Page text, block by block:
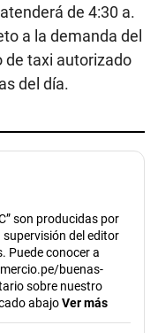
de 4:30 a.
a la demanda del
de taxi autorizado
del día.
son producidas por
del editor
Puede conocer a
buenas-
sobre nuestro
abajoVer más